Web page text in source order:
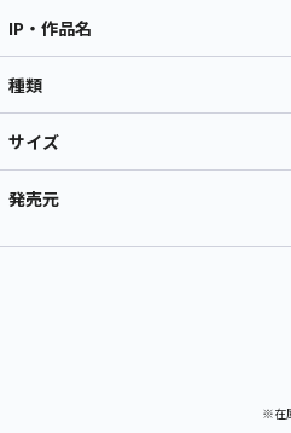
IP・作品名
種類
サイズ
発売元
※在